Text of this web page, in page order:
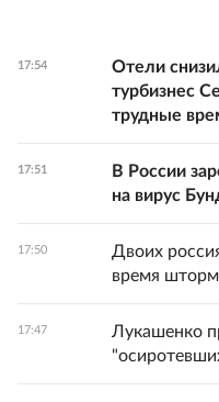
17:54
Отели
турбизнес
трудные
17:51
В России
на вирус
17:50
Двоих
время
17:47
Лукашенко